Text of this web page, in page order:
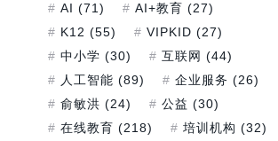
AI (71) AI+教育 (27)
K12 (55) VIPKID (27)
中小学 (30) 互联网 (44)
人工智能 (89) 企业服务 (26)
俞敏洪 (24) 公益 (30)
在线教育 (218) 培训机构 (32)